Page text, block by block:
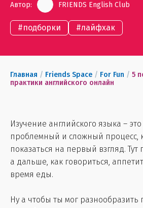
Автор: FRIENDS English Club
#подборки #лайфхак
Главная / Friends Space / For Fun / 5
практики английского онлайн
Изучение английского языка –
проблемный и сложный процесс,
показаться на первый взгляд. Тут
а дальше, как говориться,
время еды.
Ну а чтобы ты мог разнообразить